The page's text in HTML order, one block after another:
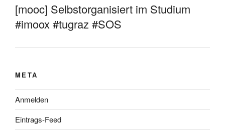
[mooc] Selbstorganisiert im Studium
#imoox #tugraz #SOS
META
Anmelden
Eintrags-Feed